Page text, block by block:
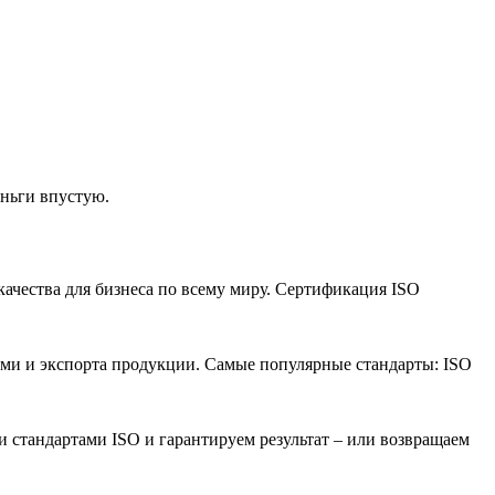
впустую.
для бизнеса по всему миру. Сертификация ISO
и экспорта продукции. Самые популярные стандарты: ISO
ISO и гарантируем результат – или возвращаем